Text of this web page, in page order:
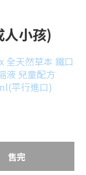
小孩)
售完